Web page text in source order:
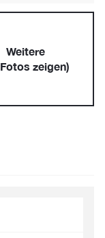
Weitere
Fotos zeigen)